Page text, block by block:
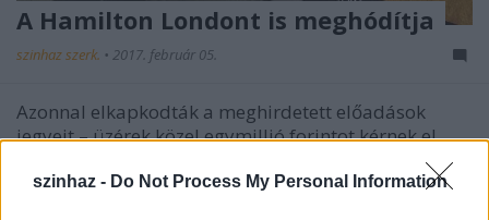
szinhaz - Do Not Process My Personal Information
A Hamilton Londont is meghódítja
szinhaz szerk. • 2017. február 05.
Azonnal elkapkodták a meghirdetett előadások
jegyeit – üzérek közel egymillió forintot kérnek el
darabjáért és az első kétszáz előadás minden helye
elkelt.